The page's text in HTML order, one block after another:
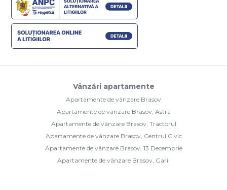
Vânzări apartamente
Apartamente de vânzare Brasov
Apartamente de vânzare Brasov, Astra
Apartamente de vânzare Brasov, Tractorul
Apartamente de vânzare Brasov, Centrul Civic
Apartamente de vânzare Brasov, 13 Decembrie
Apartamente de vânzare Brasov, Garii